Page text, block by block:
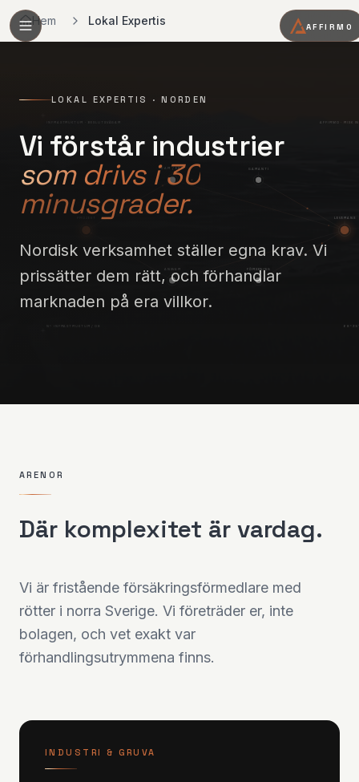
AFFIRMO
Hem Lokal Expertis
CAR / EAR
ANSVAR
GARANTI
FÖRSENING
LEVERANS
INFRASTRUKTUR · BESLUTSVÄGAR AFFIRMO · RISK
LOKAL EXPERTIS · NORDEN
Vi förstår industrier
som drivs i 30
minusgrader.
Nordisk verksamhet ställer egna krav. Vi
prissätter dem rätt, och förhandlar
marknaden på era villkor.
ARENOR
Där komplexitet är vardag.
Vi är fristående försäkringsförmedlare med
rötter i norra Sverige. Vi företräder er, inte
bolagen, och vet exakt var
förhandlingsutrymmena finns.
INDUSTRI & GRUVA